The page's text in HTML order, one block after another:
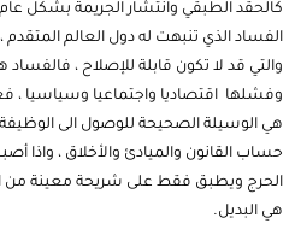
كالحقد الطبقي وانتشار الجريمة بشكل
الفساد الذي تنبهت له دول العالم المتقدم
والتي قد لا تكون قابلة للإصلاح ،
وفشلها اقتصاديا واجتماعيا وسياسيا
هي الوسيلة الصحيحة للوصول الى الوظيفة
حساب القانون والميادئ والأخلاق ، واذا
الحرج ويطبق فقط على شريحة معينة من
هي البديل.